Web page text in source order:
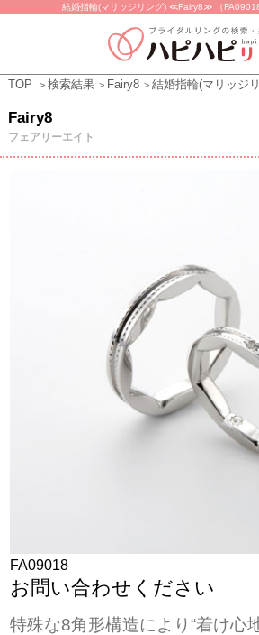
結婚指輪(マリッジリング) ≪Fairy8≫ （
TOP 検索結果 Fairy8 結婚指輪(マリッジ
Fairy8
フェアリーエイト
FA09018
お問い合わせください
特殊な8角形構造により“着け心